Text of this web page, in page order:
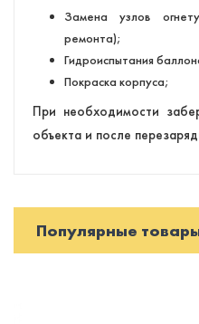
Замена узлов
ремонта);
Гидроиспытания
Покраска корпуса;
При необходимости
объекта и после
Популярные